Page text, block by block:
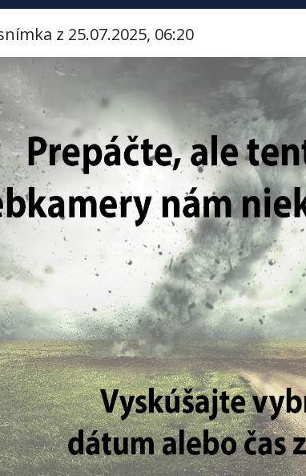
z 25.07.2025, 06:20